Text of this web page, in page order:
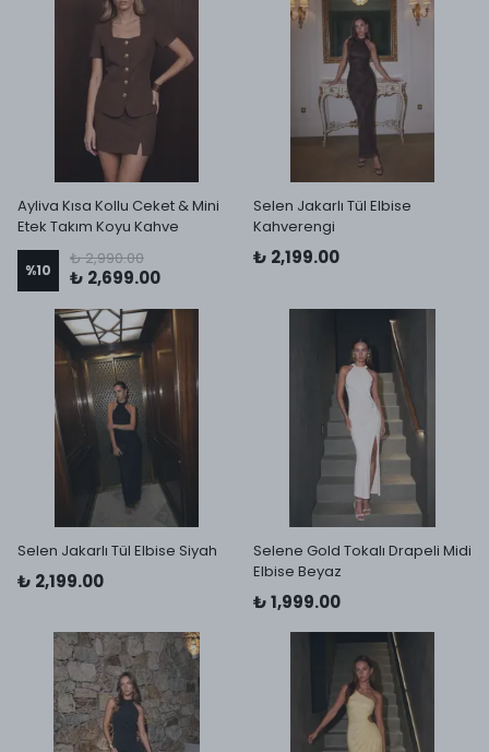
Ayliva Kısa Kollu Ceket & Mini
Etek Takım Koyu Kahve
%10
₺ 2,990.00
₺ 2,699.00
Selen Jakarlı Tül Elbise
Kahverengi
₺ 2,199.00
Selen Jakarlı Tül Elbise Siyah
₺ 2,199.00
Selene Gold Tokalı Drapeli Midi
Elbise Beyaz
₺ 1,999.00